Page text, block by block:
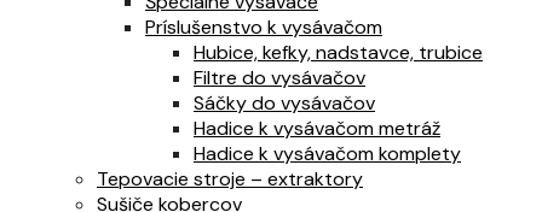
Príslušenstvo k vysávačom
Hubice, kefky, nadstavce, trubice
Filtre do vysávačov
Sáčky do vysávačov
Hadice k vysávačom metráž
Hadice k vysávačom komplety
Tepovacie stroje – extraktory
Sušiče kobercov